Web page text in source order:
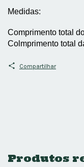
Medidas:
Comprimento total
Colmprimento total
Compartilhar
Produtos